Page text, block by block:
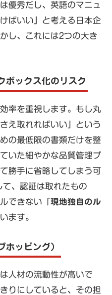
優秀だし、英語のマニュ
ばいい」と考える日本企
し、これには2つの大き
ボックス化のリスク
率を重視します。もし丸
え取れればいい」という
の最低限の書類だけを整
いた細やかな品質管理プ
勝手に省略してしまう可
、認証は取れたもの
できない「現地独自のル
ます。
ッピング）
人材の流動性が高いで
りにしていると、その担